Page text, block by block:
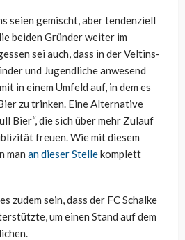
seien gemischt, aber tendenziell
beiden Gründer weiter im
sei auch, dass in der Veltins-
und Jugendliche anwesend
in einem Umfeld auf, in dem es
zu trinken. Eine Alternative
Bier“, die sich über mehr Zulauf
freuen. Wie mit diesem
man an dieser Stellekomplett
zudem sein, dass der FC Schalke
um einen Stand auf dem